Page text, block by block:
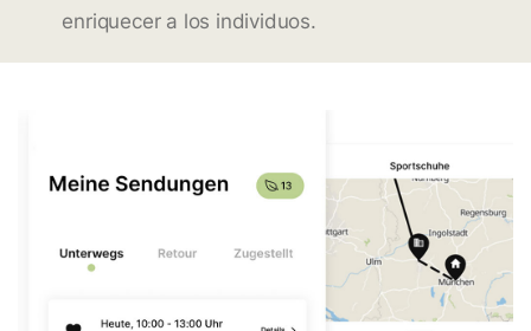
enriquecer a los individuos.